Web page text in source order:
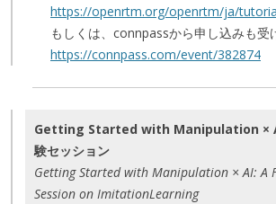
https://openrtm.org/openrtm/ja/
もしくは、connpassから申し込みも受
https://connpass.com/event/382874
Getting Started with Manipulation ×
験セッション
Getting Started with Manipulation × AI: A
Session on ImitationLearning